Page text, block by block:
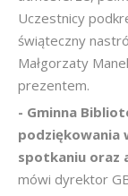
Uczestnicy
świąteczny
Małgorzaty
prezentem.
- Gminna
podziękowania
spotkaniu oraz
mówi dyrektor